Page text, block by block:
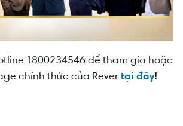
1800234546 để tham gia hoặc
chính thức của Revertại đây!